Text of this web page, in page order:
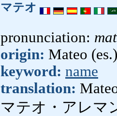
マテオ
pronunciation:
origin: Mateo (es.)
keyword: name
translation:
マテオ・アレマ